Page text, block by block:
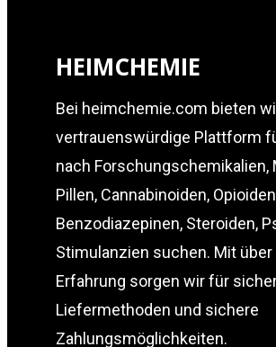
HEIMCHEMIE
Bei heimchemie.com bieten
vertrauenswürdige Plattform
nach Forschungschemikalien,
Pillen, Cannabinoiden,
Benzodiazepinen, Steroiden,
Stimulanzien suchen. Mit über
Erfahrung sorgen wir für
Liefermethoden und sichere
Zahlungsmöglichkeiten.